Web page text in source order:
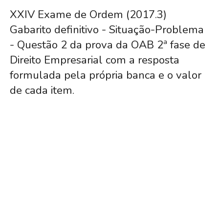
XXIV Exame de Ordem (2017.3)
Gabarito definitivo - Situação-Problema
- Questão 2 da prova da OAB 2ª fase de
Direito Empresarial com a resposta
formulada pela própria banca e o valor
de cada item.